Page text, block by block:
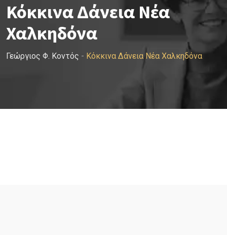
Κόκκινα Δάνεια Νέα
Χαλκηδόνα
Γεώργιος Φ. Κοντός - Κόκκινα Δάνεια Νέα Χαλκηδόνα